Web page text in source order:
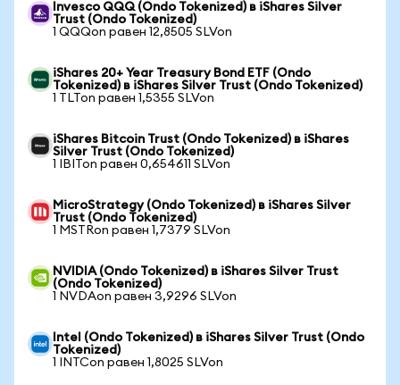
Invesco QQQ (Ondo Tokenized) в iShares Silver
Trust (Ondo Tokenized)
1 QQQon равен 12,8505 SLVon
iShares 20+ Year Treasury Bond ETF (Ondo
Tokenized) в iShares Silver Trust (Ondo Tokenized)
1 TLTon равен 1,5355 SLVon
iShares Bitcoin Trust (Ondo Tokenized) в iShares
Silver Trust (Ondo Tokenized)
1 IBITon равен 0,654611 SLVon
MicroStrategy (Ondo Tokenized) в iShares Silver
Trust (Ondo Tokenized)
1 MSTRon равен 1,7379 SLVon
NVIDIA (Ondo Tokenized) в iShares Silver Trust
(Ondo Tokenized)
1 NVDAon равен 3,9296 SLVon
Intel (Ondo Tokenized) в iShares Silver Trust (Ondo
Tokenized)
1 INTCon равен 1,8025 SLVon